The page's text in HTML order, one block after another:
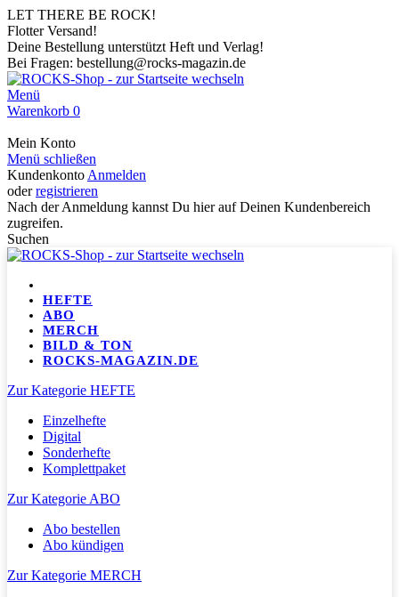
LET THERE BE ROCK!
Flotter Versand!
Deine Bestellung unterstützt Heft und Verlag!
Bei Fragen: bestellung@rocks-magazin.de
Menü
Warenkorb 0
Mein Konto
Menü schließen
Kundenkonto Anmelden
oderregistrieren
Nach der Anmeldung kannst Du hier auf Deinen Kundenbereich
zugreifen.
Suchen
HEFTE
ABO
MERCH
BILD & TON
ROCKS-MAGAZIN.DE
Zur Kategorie HEFTE
Einzelhefte
Digital
Sonderhefte
Komplettpaket
Zur Kategorie ABO
Abo bestellen
Abo kündigen
Zur Kategorie MERCH